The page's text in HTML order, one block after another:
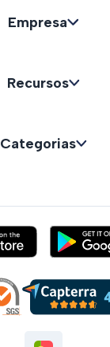
Empresa
Recursos
Categorias